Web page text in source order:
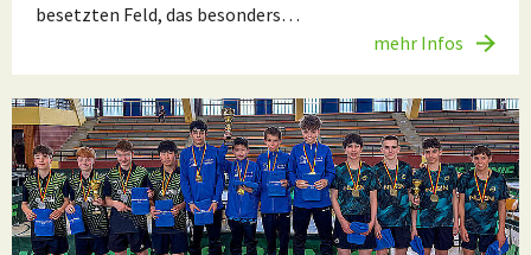
besetzten Feld, das besonders…
mehr Infos